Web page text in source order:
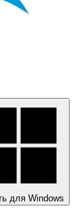
Скачать для Windows